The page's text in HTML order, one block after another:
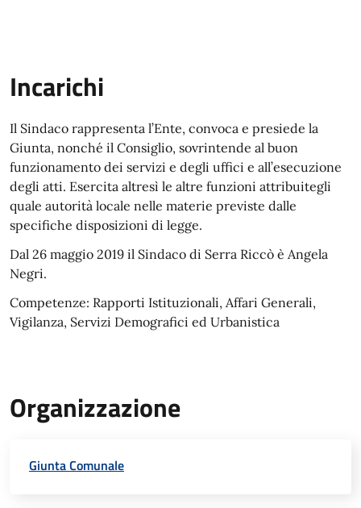
Incarichi
Il Sindaco rappresenta l’Ente, convoca e presiede la
Giunta, nonché il Consiglio, sovrintende al buon
funzionamento dei servizi e degli uffici e all’esecuzione
degli atti. Esercita altresì le altre funzioni attribuitegli
quale autorità locale nelle materie previste dalle
specifiche disposizioni di legge.
Dal 26 maggio 2019 il Sindaco di Serra Riccò è Angela
Negri.
Competenze: Rapporti Istituzionali, Affari Generali,
Vigilanza, Servizi Demografici ed Urbanistica
Organizzazione
Giunta Comunale